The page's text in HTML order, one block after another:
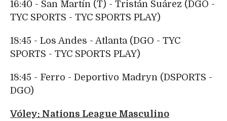
16:40 - San Martín (T) - Tristán Suárez (DGO -
TYC SPORTS - TYC SPORTS PLAY)
18:45 - Los Andes - Atlanta (DGO - TYC
SPORTS - TYC SPORTS PLAY)
18:45 - Ferro - Deportivo Madryn (DSPORTS -
DGO)
Vóley: Nations League Masculino